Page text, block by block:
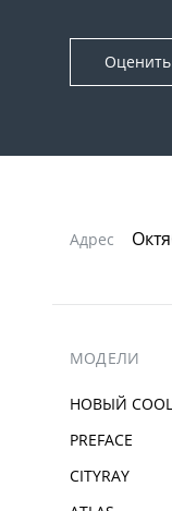
Адрес
МОДЕЛИ
НОВЫЙ
PREFACE
CITYRAY